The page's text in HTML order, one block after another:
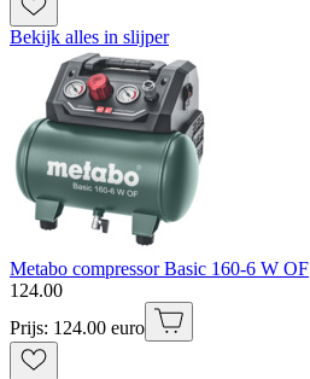
Bekijk alles in slijper
Metabo compressor Basic 160-6 W OF
124.00
Prijs: 124.00 euro